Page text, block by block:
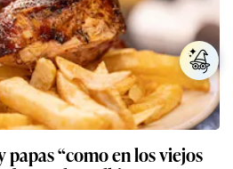
“como en los viejos